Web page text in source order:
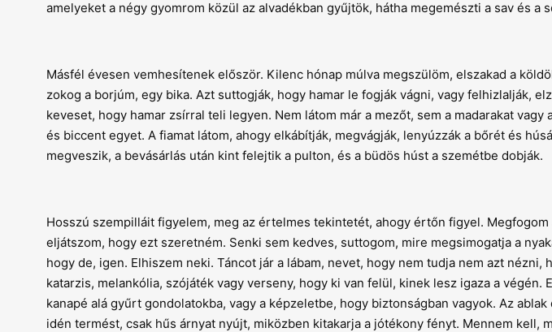
amelyeket a négy gyomrom közül az alvadékban gyűjtök, hátha megemészti a sav és a
Másfél évesen vemhesítenek először. Kilenc hónap múlva megszülöm, elszakad a
zokog a borjúm, egy bika. Azt suttogják, hogy hamar le fogják vágni, vagy felhizlalják,
keveset, hogy hamar zsírral teli legyen. Nem látom már a mezőt, sem a madarakat vagy
és biccent egyet. A fiamat látom, ahogy elkábítják, megvágják, lenyúzzák a bőrét és
megveszik, a bevásárlás után kint felejtik a pulton, és a büdös húst a szemétbe dobják.
Hosszú szempilláit figyelem, meg az értelmes tekintetét, ahogy értőn figyel.
eljátszom, hogy ezt szeretném. Senki sem kedves, suttogom, mire megsimogatja a
hogy de, igen. Elhiszem neki. Táncot jár a lábam, nevet, hogy nem tudja nem azt nézni,
katarzis, melankólia, szójáték vagy verseny, hogy ki van felül, kinek lesz igaza a végén.
kanapé alá gyűrt gondolatokba, vagy a képzeletbe, hogy biztonságban vagyok. Az
idén termést, csak hűs árnyat nyújt, miközben kitakarja a jótékony fényt. Mennem kell,